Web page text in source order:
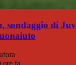
sondaggio di
ore fa